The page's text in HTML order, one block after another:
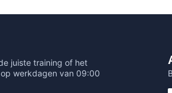
juiste training of het
werkdagen van 09:00